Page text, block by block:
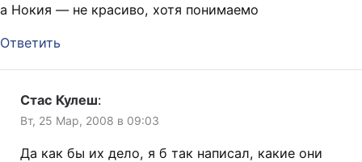
а Нокия — не красиво, хотя понимаемо
Ответить
Стас Кулеш:
Вт, 25 Мар, 2008 в 09:03
Да как бы их дело, я б так написал, какие они